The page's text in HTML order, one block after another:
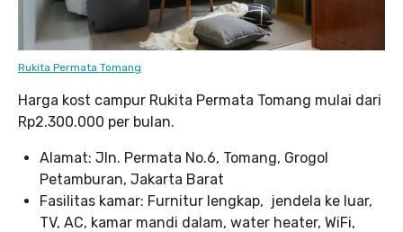
Rukita Permata Tomang
Harga kost campur Rukita Permata Tomang mulai dari
Rp2.300.000 per bulan.
Alamat: Jln. Permata No.6, Tomang, Grogol
Petamburan, Jakarta Barat
Fasilitas kamar: Furnitur lengkap, jendela ke luar,
TV, AC, kamar mandi dalam, water heater, WiFi,